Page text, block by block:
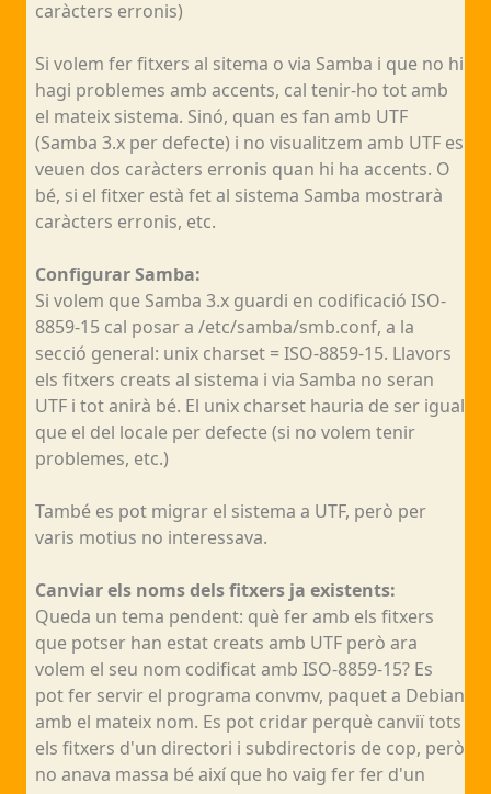
caràcters erronis)
Si volem fer fitxers al sitema o via Samba i que no hi
hagi problemes amb accents, cal tenir-ho tot amb
el mateix sistema. Sinó, quan es fan amb UTF
(Samba 3.x per defecte) i no visualitzem amb UTF es
veuen dos caràcters erronis quan hi ha accents. O
bé, si el fitxer està fet al sistema Samba mostrarà
caràcters erronis, etc.
Configurar Samba:
Si volem que Samba 3.x guardi en codificació ISO-
8859-15 cal posar a /etc/samba/smb.conf, a la
secció general: unix charset = ISO-8859-15. Llavors
els fitxers creats al sistema i via Samba no seran
UTF i tot anirà bé. El unix charset hauria de ser igual
que el del locale per defecte (si no volem tenir
problemes, etc.)
També es pot migrar el sistema a UTF, però per
varis motius no interessava.
Canviar els noms dels fitxers ja existents:
Queda un tema pendent: què fer amb els fitxers
que potser han estat creats amb UTF però ara
volem el seu nom codificat amb ISO-8859-15? Es
pot fer servir el programa convmv, paquet a Debian
amb el mateix nom. Es pot cridar perquè canviï tots
els fitxers d'un directori i subdirectoris de cop, però
no anava massa bé així que ho vaig fer fer d'un